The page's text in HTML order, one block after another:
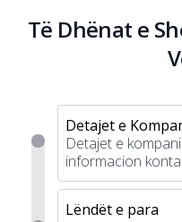
Të Dhënat e
Detajet e
Detajet e
informacion
Lëndët e para